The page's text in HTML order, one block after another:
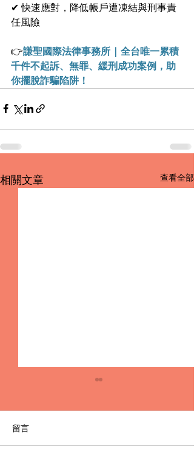
✔ 快速應對，降低帳戶遭凍結與刑事責
任風險
👉謙聖國際法律事務所 | 全台唯一累積
千件不起訴、無罪、緩刑成功案例，助
你擺脫詐騙陷阱！
相關文章 查看全部
留言